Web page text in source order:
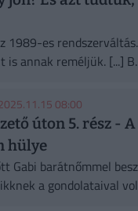
1989-es
is annak reméljük. [...]
08:00
úton 5. rész -
hülye
Gabi barátnőmmel
a gondolataival